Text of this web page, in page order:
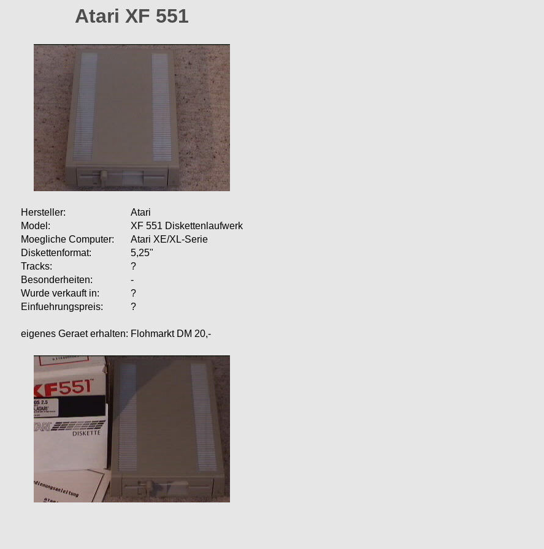
Atari XF 551
Hersteller:
Atari
Model:
XF 551 Diskettenlaufwerk
Moegliche Computer:
Atari XE/XL-Serie
Diskettenformat:
5,25"
Tracks:
?
Besonderheiten:
-
Wurde verkauft in:
?
Einfuehrungspreis:
?
eigenes Geraet erhalten: Flohmarkt DM 20,-